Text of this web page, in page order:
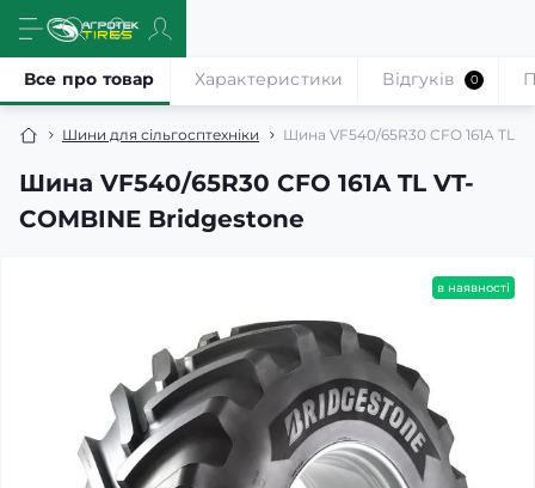
Шини для сільгосптехніки Шина VF540/65R30 CFO 161A TL
Шина VF540/65R30 CFO 161A TL VT-
COMBINE Bridgestone
Все про товар Характеристики Відгуків 0
в наявності